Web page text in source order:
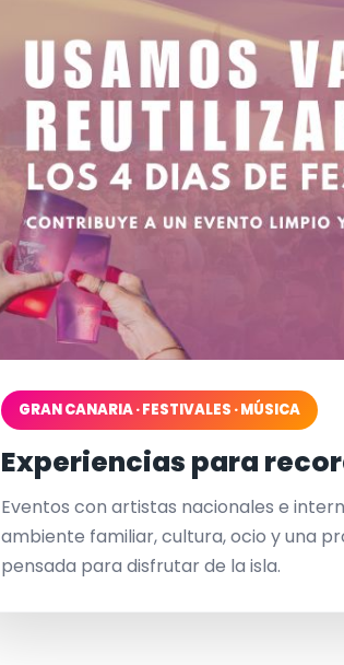
GRAN CANARIA · FESTIVALES · MÚSICA
Experiencias para
Eventos con artistas nacionales e
ambiente familiar, cultura, ocio y una
pensada para disfrutar de la isla.